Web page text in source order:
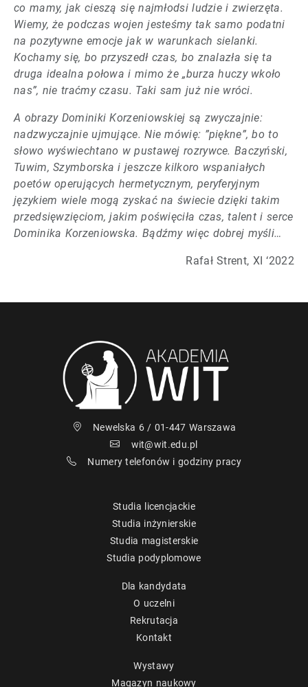
co mamy, jak cieszą się najmłodsi ludzie i zwierzęta.
Wiemy, że podczas wojen jesteśmy tak samo podatni
na pozytywne emocje jak w warunkach sielanki.
Kochamy się, bo przyszedł czas, bo znalazła się ta
druga idealna połowa i mimo że „burza huczy wkoło
nas”, nie traćmy czasu. Taki sam już nie wróci.
A obrazy Dominiki Korzeniowskiej są zwyczajnie:
nadzwyczajnie ujmujące. Nie mówię: ”piękne”, bo to
słowo wyświechtano w pustawej rozrywce. Baczyński,
Tuwim, Szymborska i jeszcze kilkoro wspaniałych
poetów operujących hermetycznym, peryferyjnym
językiem wiele mogą zyskać na świecie dzięki takim
przedsięwzięciom, jakim poświęciła czas, talent i serce
Dominika Korzeniowska. Bądźmy więc dobrej myśli…
Rafał Strent, XI ‘2022
Newelska 6 / 01-447 Warszawa
wit@wit.edu.pl
Numery telefonów i godziny pracy
Studia licencjackie
Studia inżynierskie
Studia magisterskie
Studia podyplomowe
Dla kandydata
O uczelni
Rekrutacja
Kontakt
Wystawy
Magazyn naukowy